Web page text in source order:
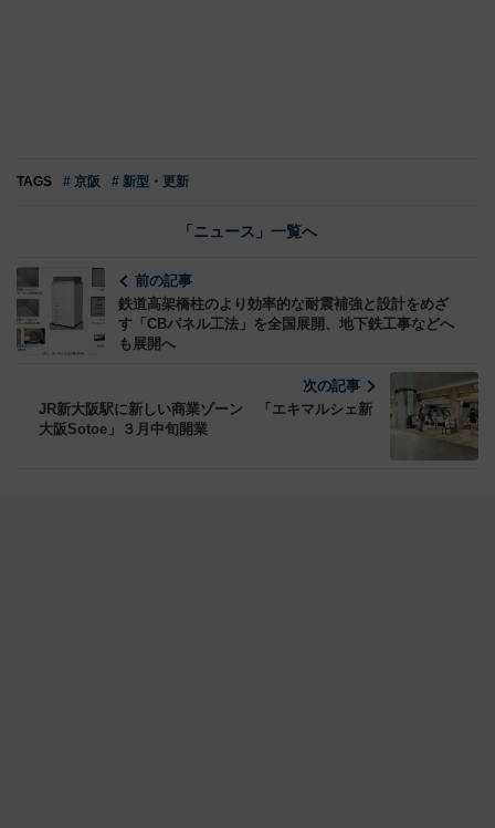
TAGS # 京阪 # 新型・更新
「ニュース」一覧へ
前の記事
鉄道高架橋柱のより効率的な耐震補強と設計をめざ
す「CBパネル工法」を全国展開、地下鉄工事などへ
も展開へ
次の記事
JR新大阪駅に新しい商業ゾーン 「エキマルシェ新
大阪Sotoe」３月中旬開業